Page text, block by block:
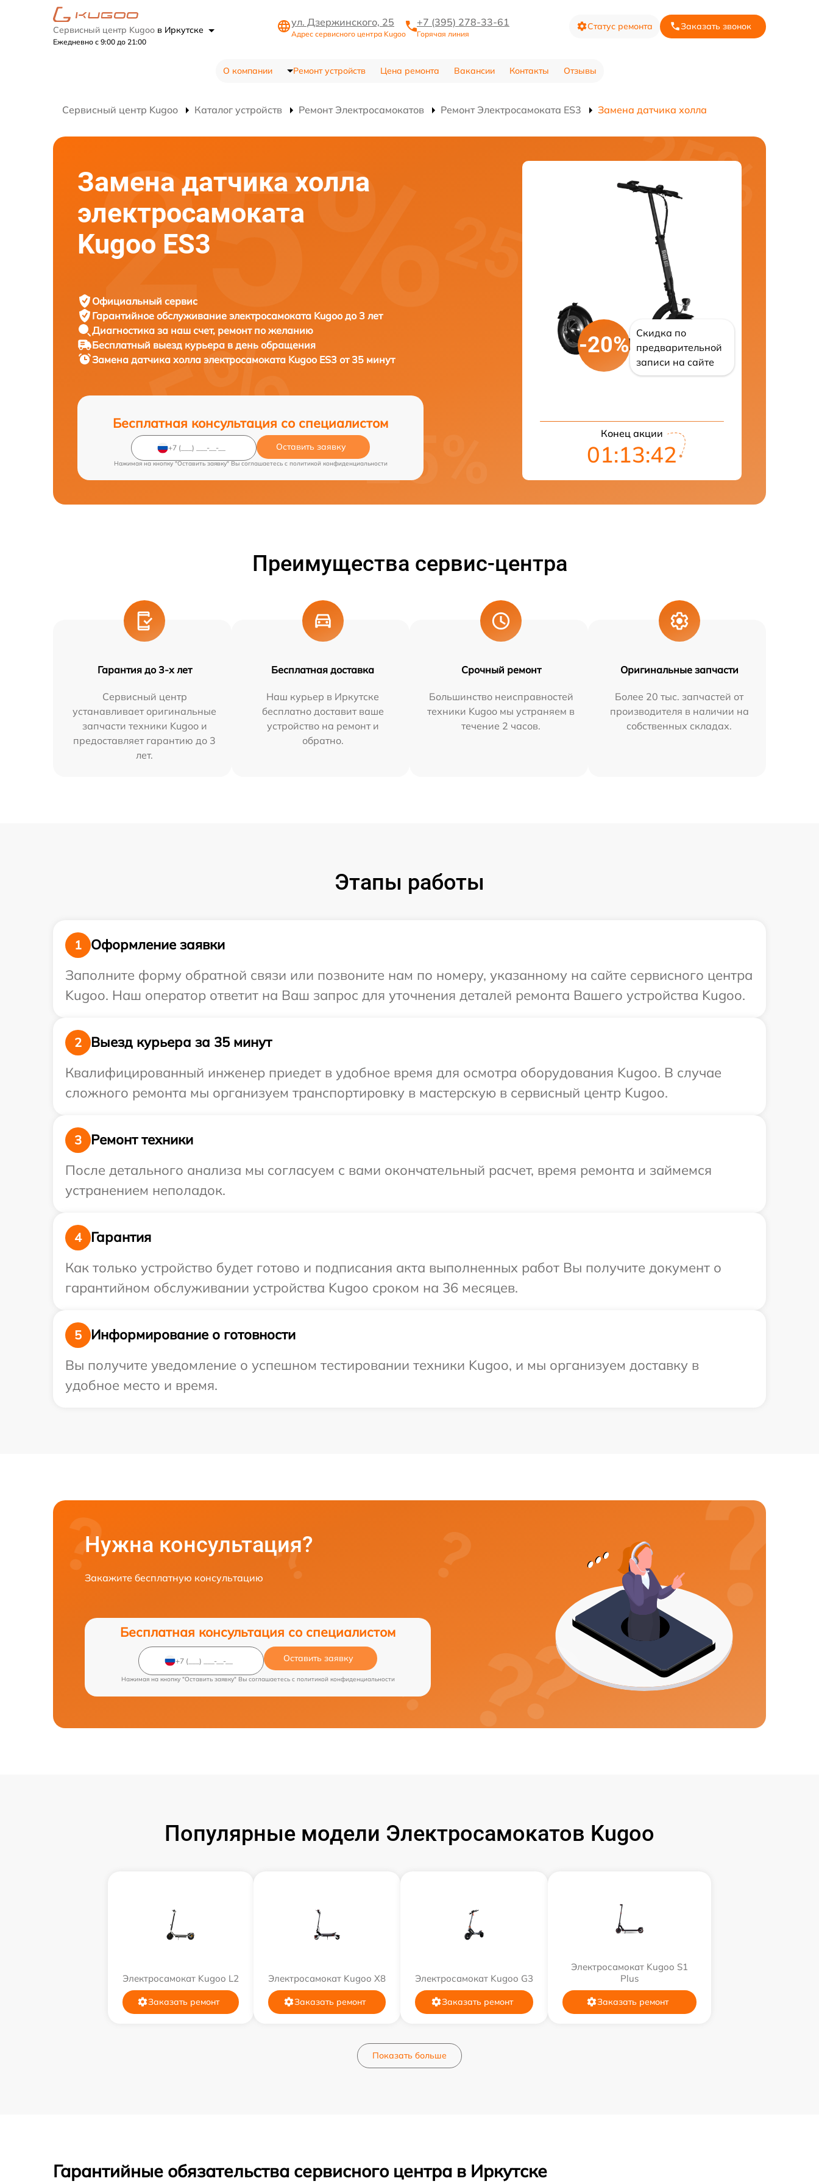
Сервисный центр Kugoo в Иркутске
Ежедневно с 9:00 до 21:00
ул. Дзержинского, 25
Адрес сервисного центра Kugoo
+7 (395) 278-33-61
Горячая линия
Статус ремонта Заказать звонок
О компании Ремонт устройств Цена ремонта Вакансии Контакты Отзывы
Сервисный центр Kugoo Каталог устройств Ремонт Электросамокатов Ремонт Электросамоката ES3 Замена датчика холла
Замена датчика холла
электросамоката
Kugoo ES3
Официальный сервис
Гарантийное обслуживание электросамоката Kugoo до 3 лет
Диагностика за наш счет, ремонт по желанию
Бесплатный выезд курьера в день обращения
Замена датчика холла электросамоката Kugoo ES3 от 35 минут
Бесплатная консультация со специалистом
Оставить заявку
Нажимая на кнопку "Оставить заявку" Вы соглашаетесь c политикой конфиденциальности
-20%
Скидка по
предварительной
записи на сайте
Конец акции
01:13:41
Преимущества сервис-центра
Гарантия до 3-х лет
Сервисный центр
устанавливает оригинальные
запчасти техники Kugoo и
предоставляет гарантию до 3
лет.
Бесплатная доставка
Наш курьер в Иркутске
бесплатно доставит ваше
устройство на ремонт и
обратно.
Срочный ремонт
Большинство неисправностей
техники Kugoo мы устраняем в
течение 2 часов.
Оригинальные запчасти
Более 20 тыс. запчастей от
производителя в наличии на
собственных складах.
Этапы работы
1
Оформление заявки
Заполните форму обратной связи или позвоните нам по номеру, указанному на сайте сервисного центра
Kugoo. Наш оператор ответит на Ваш запрос для уточнения деталей ремонта Вашего устройства Kugoo.
2
Выезд курьера за 35 минут
Квалифицированный инженер приедет в удобное время для осмотра оборудования Kugoo. В случае
сложного ремонта мы организуем транспортировку в мастерскую в сервисный центр Kugoo.
3
Ремонт техники
После детального анализа мы согласуем с вами окончательный расчет, время ремонта и займемся
устранением неполадок.
4
Гарантия
Как только устройство будет готово и подписания акта выполненных работ Вы получите документ о
гарантийном обслуживании устройства Kugoo сроком на 36 месяцев.
5
Информирование о готовности
Вы получите уведомление о успешном тестировании техники Kugoo, и мы организуем доставку в
удобное место и время.
Нужна консультация?
Закажите бесплатную консультацию
Бесплатная консультация со специалистом
Оставить заявку
Нажимая на кнопку "Оставить заявку" Вы соглашаетесь c политикой конфиденциальности
Популярные модели Электросамокатов Kugoo
Электросамокат Kugoo L2
Заказать ремонт
Электросамокат Kugoo X8
Заказать ремонт
Электросамокат Kugoo G3
Заказать ремонт
Электросамокат Kugoo S1
Plus
Заказать ремонт
Показать больше
Гарантийные обязательства сервисного центра в Иркутске